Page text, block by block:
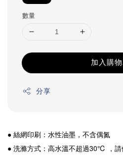
數量
加入購
分享
● 絲網印刷：水性油墨，不含偶氮
● 洗滌方式：高水溫不超過30℃ ，請